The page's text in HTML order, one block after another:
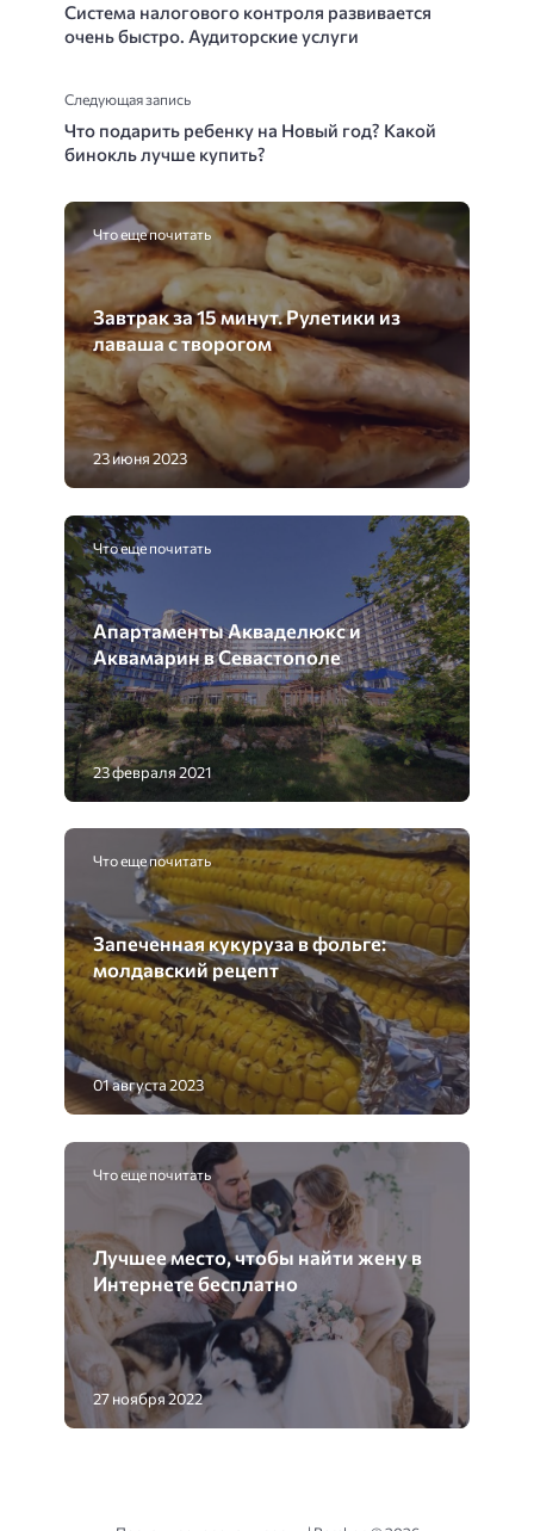
Система налогового контроля развивается
очень быстро. Аудиторские услуги
Следующая запись
Что подарить ребенку на Новый год? Какой
бинокль лучше купить?
Что еще почитать
Завтрак за 15 минут. Рулетики из
лаваша с творогом
23 июня 2023
Что еще почитать
Апартаменты Акваделюкс и
Аквамарин в Севастополе
23 февраля 2021
Что еще почитать
Запеченная кукуруза в фольге:
молдавский рецепт
01 августа 2023
Что еще почитать
Лучшее место, чтобы найти жену в
Интернете бесплатно
27 ноября 2022